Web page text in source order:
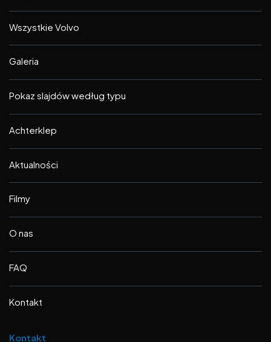
Wszystkie Volvo
Galeria
Pokaz slajdów według typu
Achterklep
Aktualności
Filmy
O nas
FAQ
Kontakt
Kontakt